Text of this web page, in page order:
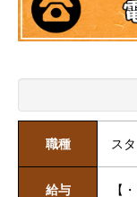
職種 ス
給与 【